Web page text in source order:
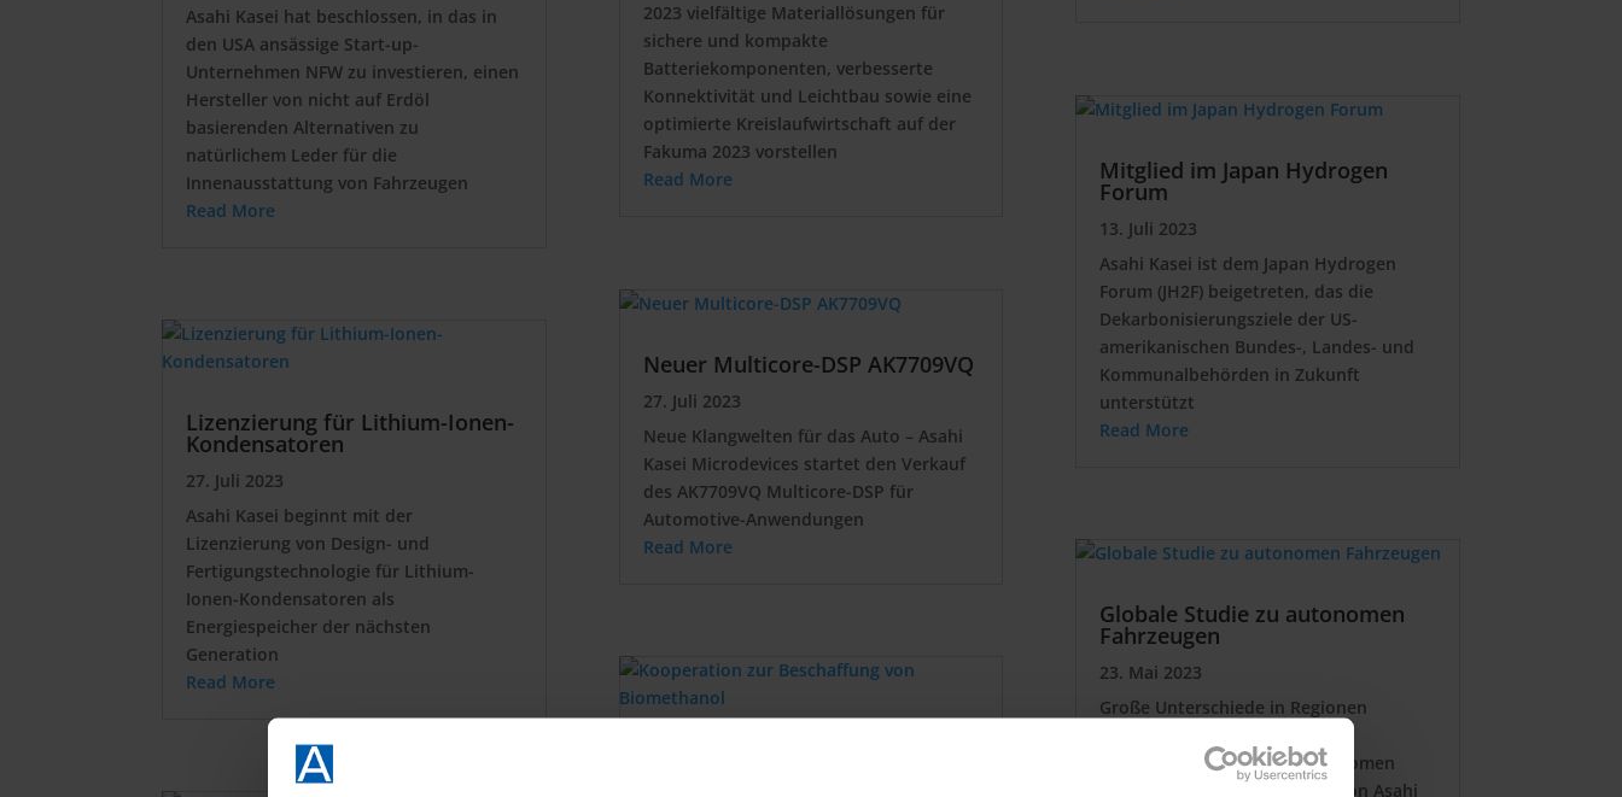
Asahi Kasei hat beschlossen, in das in
den USA ansässige Start-up-
Unternehmen NFW zu investieren, einen
Hersteller von nicht auf Erdöl
basierenden Alternativen zu
natürlichem Leder für die
Innenausstattung von Fahrzeugen
Read More
Lizenzierung für Lithium-Ionen-
Kondensatoren
27. Juli 2023
Asahi Kasei beginnt mit der
Lizenzierung von Design- und
Fertigungstechnologie für Lithium-
Ionen-Kondensatoren als
Energiespeicher der nächsten
Generation
Read More
2023 vielfältige Materiallösungen für
sichere und kompakte
Batteriekomponenten, verbesserte
Konnektivität und Leichtbau sowie eine
optimierte Kreislaufwirtschaft auf der
Fakuma 2023 vorstellen
Read More
Neuer Multicore-DSP AK7709VQ
27. Juli 2023
Neue Klangwelten für das Auto – Asahi
Kasei Microdevices startet den Verkauf
des AK7709VQ Multicore-DSP für
Automotive-Anwendungen
Read More
Mitglied im Japan Hydrogen
Forum
13. Juli 2023
Asahi Kasei ist dem Japan Hydrogen
Forum (JH2F) beigetreten, das die
Dekarbonisierungsziele der US-
amerikanischen Bundes-, Landes- und
Kommunalbehörden in Zukunft
unterstützt
Read More
Globale Studie zu autonomen
Fahrzeugen
23. Mai 2023
Große Unterschiede in Regionen
Nutzungsszenarien von autonomen
Fahrzeugen – Globale Studie von Asahi